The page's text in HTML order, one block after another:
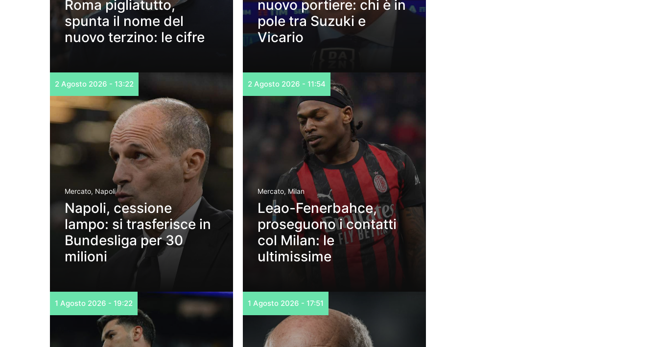
Roma pigliatutto,
spunta il nome del
nuovo terzino: le cifre
nuovo portiere: chi è in
pole tra Suzuki e
Vicario
2 Agosto 2026 - 13:22
Mercato, Napoli
Napoli, cessione
lampo: si trasferisce in
Bundesliga per 30
milioni
2 Agosto 2026 - 11:54
Mercato, Milan
Leao-Fenerbahce,
proseguono i contatti
col Milan: le
ultimissime
1 Agosto 2026 - 19:22 1 Agosto 2026 - 17:51